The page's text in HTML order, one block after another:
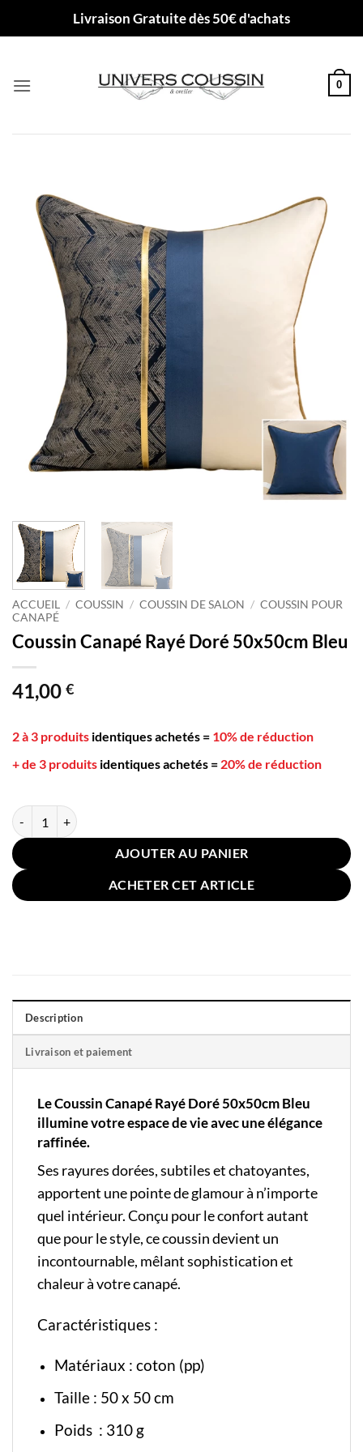
Livraison Gratuite dès 50€ d'achats
0
ACCUEIL / COUSSIN / COUSSIN DE SALON / COUSSIN POUR
CANAPÉ
Coussin Canapé Rayé Doré 50x50cm Bleu
41,00 €
2 à 3 produits identiques achetés = 10% de réduction
+ de 3 produits identiques achetés = 20% de réduction
quantité de Coussin Canapé Rayé Doré 50x50cm Bleu
AJOUTER AU PANIER
ACHETER CET ARTICLE
Description
Livraison et paiement
Le Coussin Canapé Rayé Doré 50x50cm Bleu
illumine votre espace de vie avec une élégance
raffinée.
Ses rayures dorées, subtiles et chatoyantes,
apportent une pointe de glamour à n’importe
quel intérieur. Conçu pour le confort autant
que pour le style, ce coussin devient un
incontournable, mêlant sophistication et
chaleur à votre canapé.
Caractéristiques :
Matériaux : coton (pp)
Taille : 50 x 50 cm
Poids : 310 g